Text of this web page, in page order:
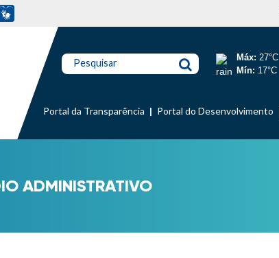
Pesquisar Máx: 27°C
Mín: 17°C
Portal da Transparência Portal do Desenvolvimento
ADMINISTRATIVO